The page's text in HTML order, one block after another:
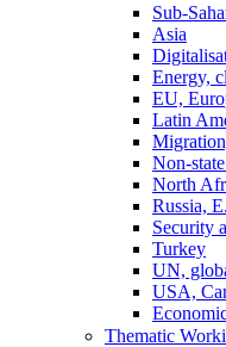
Sub-
Asia
Energy,
EU,
Latin
Non-
North
Russia,
Security
Turkey
UN,
USA,
Thematic